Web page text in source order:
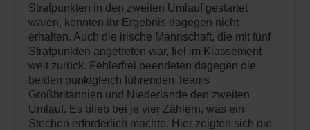
Strafpunkten in den zweiten Umlauf gestartet
waren, konnten ihr Ergebnis dagegen nicht
erhalten. Auch die irische Mannschaft, die mit fünf
Strafpunkten angetreten war, fiel im Klassement
weit zurück. Fehlerfrei beendeten dagegen die
beiden punktgleich führenden Teams
Großbritannien und Niederlande den zweiten
Umlauf. Es blieb bei je vier Zählern, was ein
Stechen erforderlich machte. Hier zeigten sich die